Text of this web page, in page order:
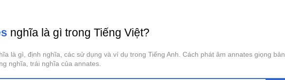
nghĩa là gì trong Tiếng Việt?
là gì, định nghĩa, các sử dụng và ví dụ trong Tiếng Anh. Cách phát âm annates giọng bản
nghĩa, trái nghĩa của annates.